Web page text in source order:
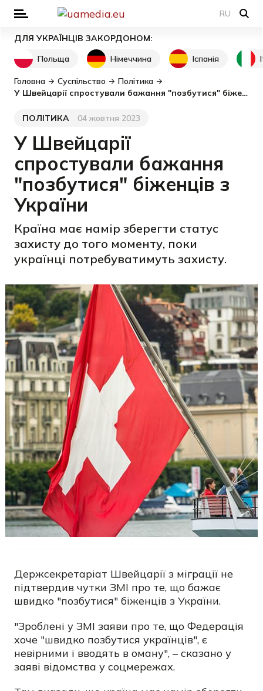
RU
ДЛЯ УКРАЇНЦІВ ЗАКОРДОНОМ:
Польща
Німеччина Іспанія
Головна Суспільство
Політика
У Швейцарії спростували бажання "позбутися" біженців з України
Категорія
ПОЛІТИКА
Дата публікації04 жовтня 2023
У Швейцарії
спростували бажання
"позбутися" біженців з
України
Країна має намір зберегти статус
захисту до того моменту, поки
українці потребуватимуть захисту.
Держсекретаріат Швейцарії з міграції не
підтвердив чутки ЗМІ про те, що бажає
швидко "позбутися" біженців з України.
"Зроблені у ЗМІ заяви про те, що Федерація
хоче "швидко позбутися українців", є
невірними і вводять в оману", – сказано у
заяві відомства у соцмережах.